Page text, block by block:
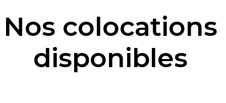
Nos colocations
disponibles